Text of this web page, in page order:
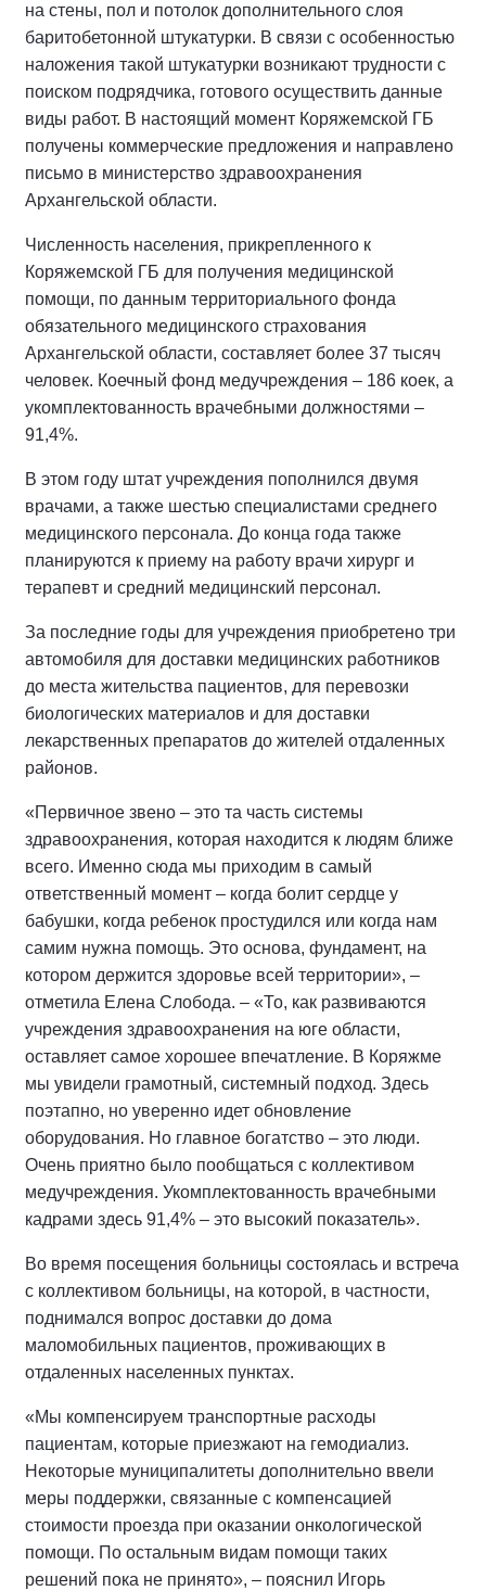
на стены, пол и потолок дополнительного слоя
баритобетонной штукатурки. В связи с особенностью
наложения такой штукатурки возникают трудности с
поиском подрядчика, готового осуществить данные
виды работ. В настоящий момент Коряжемской ГБ
получены коммерческие предложения и направлено
письмо в министерство здравоохранения
Архангельской области.
Численность населения, прикрепленного к
Коряжемской ГБ для получения медицинской
помощи, по данным территориального фонда
обязательного медицинского страхования
Архангельской области, составляет более 37 тысяч
человек. Коечный фонд медучреждения – 186 коек, а
укомплектованность врачебными должностями –
91,4%.
В этом году штат учреждения пополнился двумя
врачами, а также шестью специалистами среднего
медицинского персонала. До конца года также
планируются к приему на работу врачи хирург и
терапевт и средний медицинский персонал.
За последние годы для учреждения приобретено три
автомобиля для доставки медицинских работников
до места жительства пациентов, для перевозки
биологических материалов и для доставки
лекарственных препаратов до жителей отдаленных
районов.
«Первичное звено – это та часть системы
здравоохранения, которая находится к людям ближе
всего. Именно сюда мы приходим в самый
ответственный момент – когда болит сердце у
бабушки, когда ребенок простудился или когда нам
самим нужна помощь. Это основа, фундамент, на
котором держится здоровье всей территории», –
отметила Елена Слобода. – «То, как развиваются
учреждения здравоохранения на юге области,
оставляет самое хорошее впечатление. В Коряжме
мы увидели грамотный, системный подход. Здесь
поэтапно, но уверенно идет обновление
оборудования. Но главное богатство – это люди.
Очень приятно было пообщаться с коллективом
медучреждения. Укомплектованность врачебными
кадрами здесь 91,4% – это высокий показатель».
Во время посещения больницы состоялась и встреча
с коллективом больницы, на которой, в частности,
поднимался вопрос доставки до дома
маломобильных пациентов, проживающих в
отдаленных населенных пунктах.
«Мы компенсируем транспортные расходы
пациентам, которые приезжают на гемодиализ.
Некоторые муниципалитеты дополнительно ввели
меры поддержки, связанные с компенсацией
стоимости проезда при оказании онкологической
помощи. По остальным видам помощи таких
решений пока не принято», – пояснил Игорь